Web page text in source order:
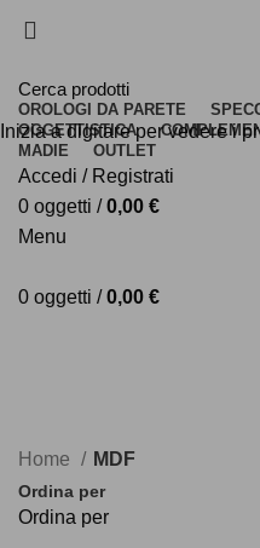
OROLOGI DA PARETE
OGGETTISTICA
MADIE
OUTLET
Accedi / Registrati
0 oggetti / 0,00 €
Menu
0 oggetti / 0,00 €
Home
MDF
Ordina per
Ordina per
Inizia a digitare per vedere i